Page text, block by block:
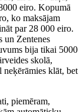
eiro. Kopumā
ko maksājam
par 28 000 eiro.
un Zentenes
bija tikai 5000
skolā,
neķērāmies klāt, bet
piemēram,